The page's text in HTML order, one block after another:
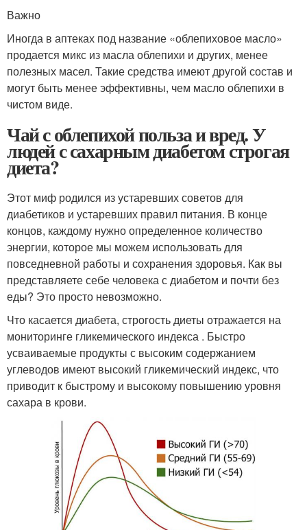
Важно
Иногда в аптеках под название «облепиховое масло»
продается микс из масла облепихи и других, менее
полезных масел. Такие средства имеют другой состав и
могут быть менее эффективны, чем масло облепихи в
чистом виде.
Чай с облепихой польза и вред. У
людей с сахарным диабетом строгая
диета?
Этот миф родился из устаревших советов для
диабетиков и устаревших правил питания. В конце
концов, каждому нужно определенное количество
энергии, которое мы можем использовать для
повседневной работы и сохранения здоровья. Как вы
представляете себе человека с диабетом и почти без
еды? Это просто невозможно.
Что касается диабета, строгость диеты отражается на
мониторинге гликемического индекса . Быстро
усваиваемые продукты с высоким содержанием
углеводов имеют высокий гликемический индекс, что
приводит к быстрому и высокому повышению уровня
сахара в крови.